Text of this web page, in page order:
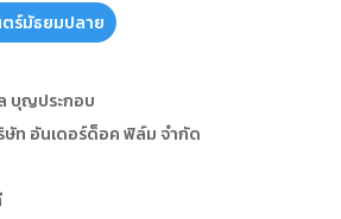
ร์มัธยมปลาย
บุญประกอบ
ษัท อันเดอร์ด็อค ฟิล์ม จำกัด